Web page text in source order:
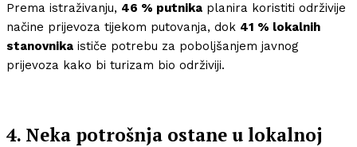
Prema istraživanju, 46 % putnika planira koristiti održivije
načine prijevoza tijekom putovanja, dok 41 % lokalnih
stanovnika ističe potrebu za poboljšanjem javnog
prijevoza kako bi turizam bio održiviji.
4. Neka potrošnja ostane u lokalnoj